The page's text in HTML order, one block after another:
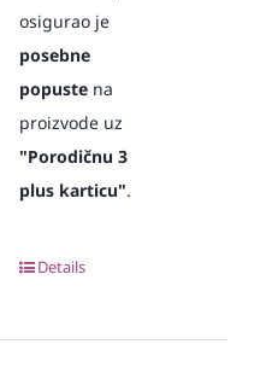
osigurao je
posebne
popuste na
proizvode uz
"Porodičnu 3
plus karticu".
Details